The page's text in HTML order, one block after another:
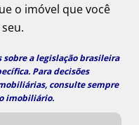
o imóvel que você
a legislação brasileira
Para decisões
consulte sempre
imobiliário.